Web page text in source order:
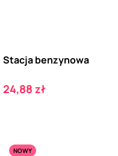
Stacja benzynowa
Cena
24,88 zł
NOWY